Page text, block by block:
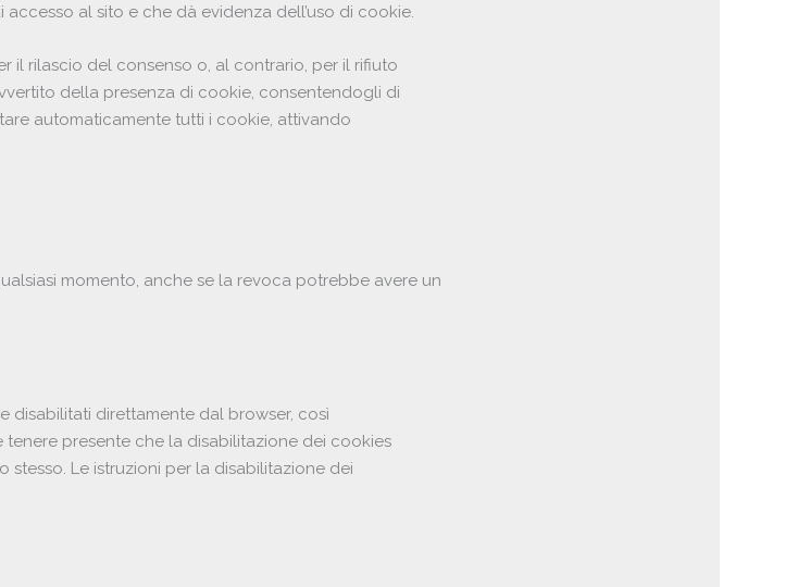
al sito e che dà evidenza dell’uso di cookie.
il rilascio del consenso o, al contrario, per il rifiuto
della presenza di cookie, consentendogli di
automaticamente tutti i cookie, attivando
momento, anche se la revoca potrebbe avere un
disabilitati direttamente dal browser, così
presente che la disabilitazione dei cookies
Le istruzioni per la disabilitazione dei